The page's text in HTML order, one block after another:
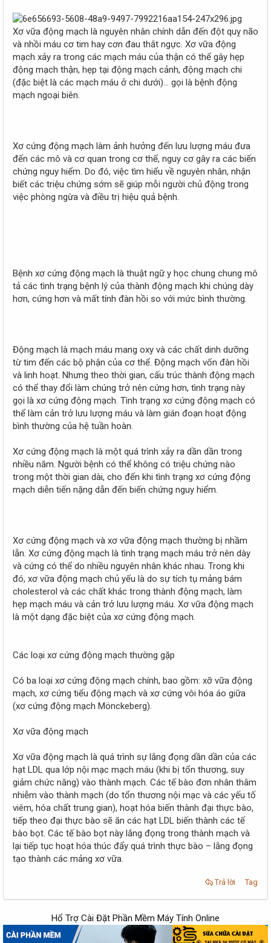
Xơ vữa động mạch là nguyên nhân chính dẫn đến đột quỵ não
và nhồi máu cơ tim hay cơn đau thắt ngực. Xơ vữa động
mạch xảy ra trong các mạch máu của thận có thể gây hẹp
động mạch thận, hẹp tại động mạch cảnh, động mạch chi
(đặc biệt là các mạch máu ở chi dưới)… gọi là bệnh động
mạch ngoại biên.
Xơ cứng động mạch làm ảnh hưởng đến lưu lượng máu đưa
đến các mô và cơ quan trong cơ thể, nguy cơ gây ra các biến
chứng nguy hiểm. Do đó, việc tìm hiểu về nguyên nhân, nhận
biết các triệu chứng sớm sẽ giúp mỗi người chủ động trong
việc phòng ngừa và điều trị hiệu quả bệnh.
Bệnh xơ cứng động mạch là thuật ngữ y học chung chung mô
tả các tình trạng bệnh lý của thành động mạch khi chúng dày
hơn, cứng hơn và mất tính đàn hồi so với mức bình thường.
Động mạch là mạch máu mang oxy và các chất dinh dưỡng
từ tim đến các bộ phận của cơ thể. Động mạch vốn đàn hồi
và linh hoạt. Nhưng theo thời gian, cấu trúc thành động mạch
có thể thay đổi làm chúng trở nên cứng hơn, tình trạng này
gọi là xơ cứng động mạch. Tình trạng xơ cứng động mạch có
thể làm cản trở lưu lượng máu và làm gián đoạn hoạt động
bình thường của hệ tuần hoàn.
Xơ cứng động mạch là một quá trình xảy ra dần dần trong
nhiều năm. Người bệnh có thể không có triệu chứng nào
trong một thời gian dài, cho đến khi tình trạng xơ cứng động
mạch diễn tiến nặng dẫn đến biến chứng nguy hiểm.
Xơ cứng động mạch và xơ vữa động mạch thường bị nhầm
lẫn. Xơ cứng động mạch là tình trạng mạch máu trở nên dày
và cứng có thể do nhiều nguyên nhân khác nhau. Trong khi
đó, xơ vữa động mạch chủ yếu là do sự tích tụ mảng bám
cholesterol và các chất khác trong thành động mạch, làm
hẹp mạch máu và cản trở lưu lượng máu. Xơ vữa động mạch
là một dạng đặc biệt của xơ cứng động mạch.
Các loại xơ cứng động mạch thường gặp
Có ba loại xơ cứng động mạch chính, bao gồm: xỡ vữa động
mạch, xơ cứng tiểu động mạch và xơ cứng vôi hóa áo giữa
(xơ cứng động mạch Mönckeberg).
Xơ vữa động mạch
Xơ vữa động mạch là quá trình sự lắng đọng dần dần của các
hạt LDL qua lớp nội mạc mạch máu (khi bị tổn thương, suy
giảm chức năng) vào thành mạch. Các tế bào đơn nhân thâm
nhiễm vào thành mạch (do tổn thương nội mạc và các yếu tố
viêm, hóa chất trung gian), hoạt hóa biến thành đại thực bào,
tiếp theo đại thực bào sẽ ăn các hạt LDL biến thành các tế
bào bọt. Các tế bào bọt này lắng đọng trong thành mạch và
lại tiếp tục hoạt hóa thúc đẩy quá trình thực bào – lắng đọng
tạo thành các mảng xơ vữa.
Trả lời Tag
Hổ Trợ Cài Đặt Phần Mềm Máy Tính Online